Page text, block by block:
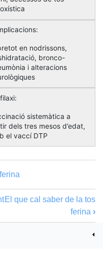
en nodrissons,
bronco-
i alteracions
sistemàtica a
dels tres mesos d’edat,
el vaccí DTP
El que cal saber de la tos
ferina ›